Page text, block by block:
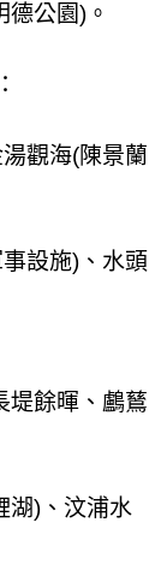
公園)。
觀海(陳景蘭
設施)、水頭
堤餘暉、鸕鶿
湖)、汶浦水